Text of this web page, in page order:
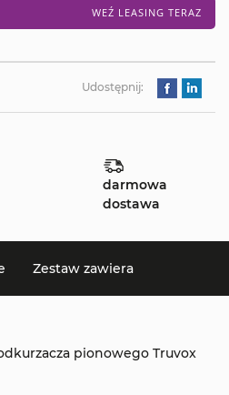
WEŹ LEASING TERAZ
Udostępnij:
darmowa
dostawa
Zestaw zawiera
pionowego Truvox